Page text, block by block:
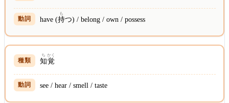
have (持
も
つ) / belong / own / possess
知
ち
覚
かく
see / hear / smell / taste